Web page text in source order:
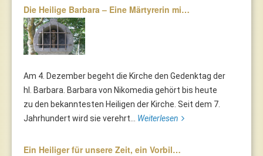
Die Heilige Barbara – Eine Märtyrerin mi…
Am 4. Dezember begeht die Kirche den Gedenktag der
hl. Barbara. Barbara von Nikomedia gehört bis heute
zu den bekanntesten Heiligen der Kirche. Seit dem 7.
Jahrhundert wird sie verehrt... Weiterlesen
Ein Heiliger für unsere Zeit, ein Vorbil…